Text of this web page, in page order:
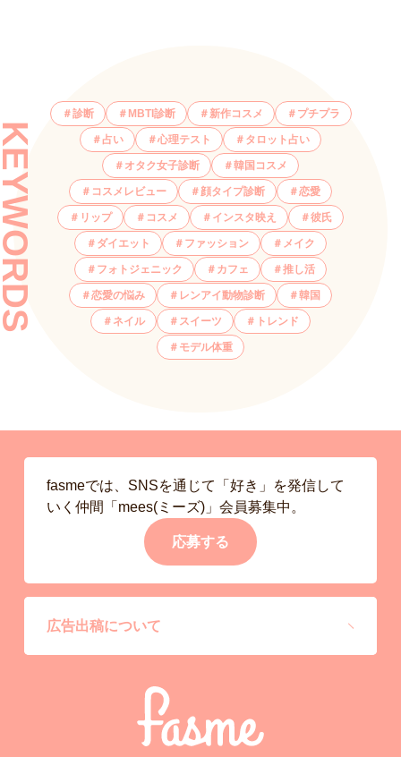
診断 MBTI診断 新作コスメ プチプラ
占い 心理テスト タロット占い
オタク女子診断 韓国コスメ
コスメレビュー 顔タイプ診断 恋愛
リップ コスメ インスタ映え 彼氏
ダイエット ファッション メイク
フォトジェニック カフェ 推し活
恋愛の悩み レンアイ動物診断 韓国
ネイル スイーツ トレンド
モデル体重
fasmeでは、SNSを通じて「好き」を発信して
いく仲間「mees(ミーズ)」会員募集中。
応募する
広告出稿について